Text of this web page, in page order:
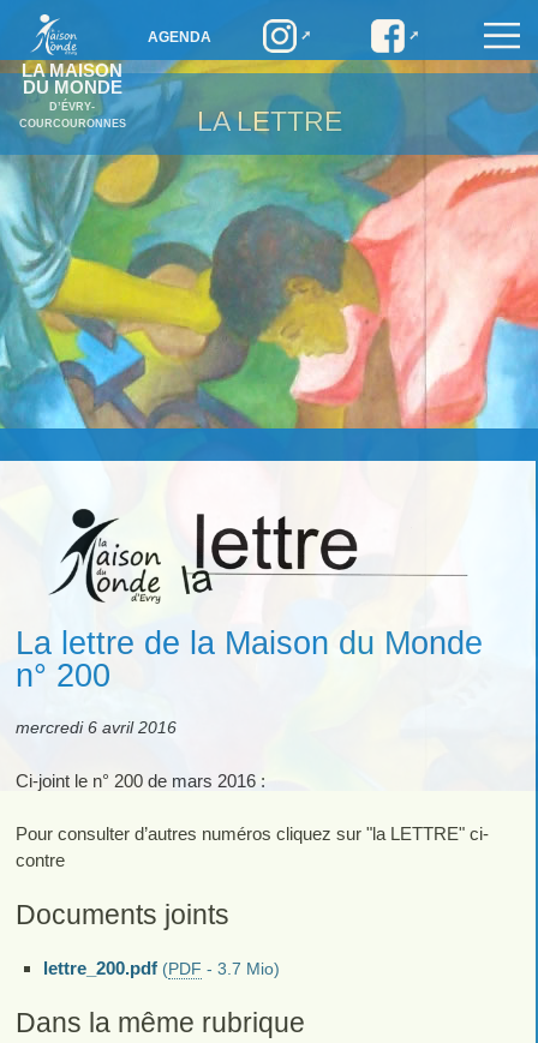
LA MAISON
DU MONDE
D’ÉVRY-
COURCOURONNES
AGENDA
LA LETTRE
La lettre de la Maison du Monde
n° 200
mercredi 6 avril 2016
Ci-joint le n° 200 de mars 2016 :
Pour consulter d’autres numéros cliquez sur "la LETTRE" ci-
contre
Documents joints
lettre_200.pdf (PDF - 3.7 Mio)
Dans la même rubrique